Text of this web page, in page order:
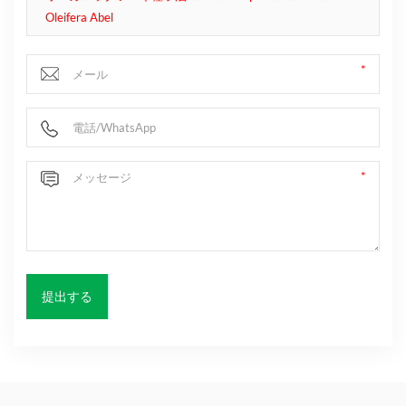
Oleifera Abel